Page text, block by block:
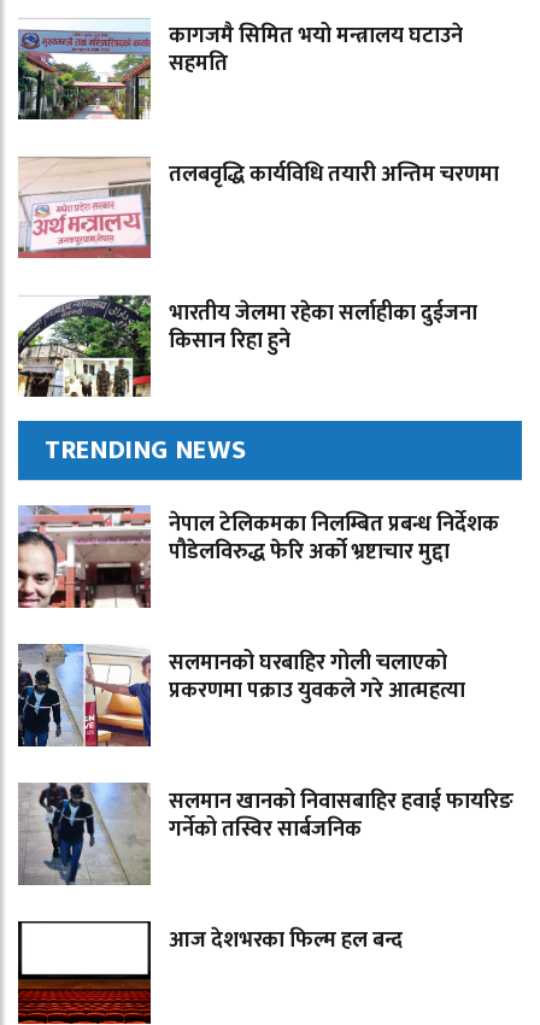
कागजमै सिमित भयो मन्त्रालय घटाउने
सहमति
तलबवृद्धि कार्यविधि तयारी अन्तिम चरणमा
भारतीय जेलमा रहेका सर्लाहीका दुईजना
किसान रिहा हुने
TRENDING NEWS
नेपाल टेलिकमका निलम्बित प्रबन्ध निर्देशक
पौडेलविरुद्ध फेरि अर्को भ्रष्टाचार मुद्दा
सलमानको घरबाहिर गोली चलाएको
प्रकरणमा पक्राउ युवकले गरे आत्महत्या
सलमान खानको निवासबाहिर हवाई फायरिङ
गर्नेको तस्विर सार्बजनिक
आज देशभरका फिल्म हल बन्द